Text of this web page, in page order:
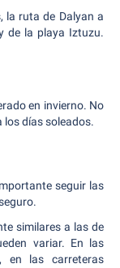
la ruta de Dalyan a
de la playa Iztuzu.
en invierno. No
días soleados.
seguir las
similares a las de
variar. En las
en las carreteras